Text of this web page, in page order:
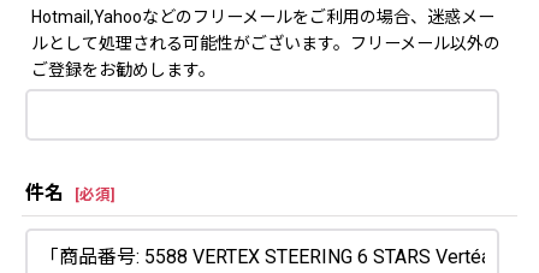
Hotmail,Yahooなどのフリーメールをご利用の場合、迷惑メー
ルとして処理される可能性がございます。フリーメール以外の
ご登録をお勧めします。
件名 [必須]